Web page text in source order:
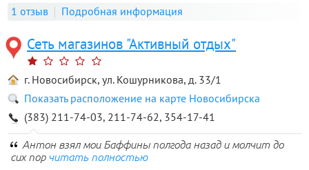
1 отзыв Подробная информация
Сеть магазинов "Активный отдых"
г. Новосибирск, ул. Кошурникова, д. 33/1
Показать расположение на карте Новосибирска
(383) 211-74-03, 211-74-62, 354-17-41
Антон взял мои Баффины полгода назад и молчит до
сих пор читать полностью